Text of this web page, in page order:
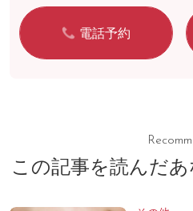
電話予約
この記事を読んだ